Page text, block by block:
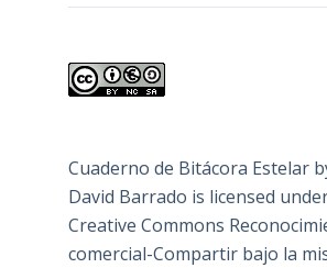
Cuaderno de Bitácora Estelar
David Barrado is licensed
Creative Commons
comercial-Compartir bajo la